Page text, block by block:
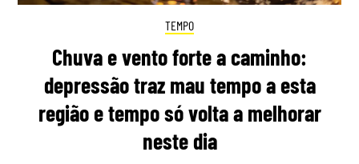
TEMPO
Chuva e vento forte a caminho:
depressão traz mau tempo a esta
região e tempo só volta a melhorar
neste dia